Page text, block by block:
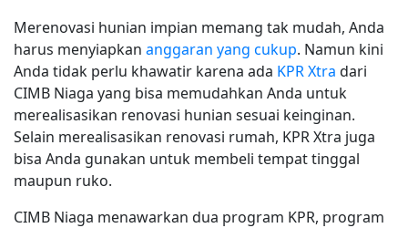
Merenovasi hunian impian memang tak mudah, Anda
harus menyiapkan anggaran yang cukup. Namun kini
Anda tidak perlu khawatir karena ada KPR Xtra dari
CIMB Niaga yang bisa memudahkan Anda untuk
merealisasikan renovasi hunian sesuai keinginan.
Selain merealisasikan renovasi rumah, KPR Xtra juga
bisa Anda gunakan untuk membeli tempat tinggal
maupun ruko.
CIMB Niaga menawarkan dua program KPR, program